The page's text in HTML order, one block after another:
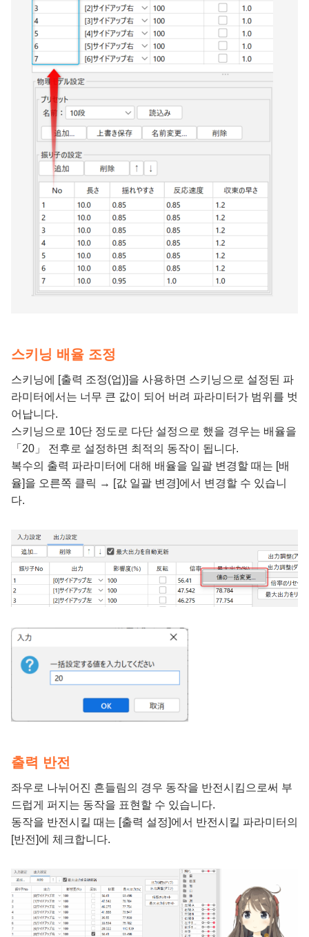
스키닝 배율 조정
스키닝에 [출력 조정(업)]을 사용하면 스키닝으로 설정된 파
라미터에서는 너무 큰 값이 되어 버려 파라미터가 범위를 벗
어납니다.
스키닝으로 10단 정도로 다단 설정으로 했을 경우는 배율을
「20」 전후로 설정하면 최적의 동작이 됩니다.
복수의 출력 파라미터에 대해 배율을 일괄 변경할 때는 [배
율]을 오른쪽 클릭 → [값 일괄 변경]에서 변경할 수 있습니
다.
출력 반전
좌우로 나뉘어진 흔들림의 경우 동작을 반전시킴으로써 부
드럽게 퍼지는 동작을 표현할 수 있습니다.
동작을 반전시킬 때는 [출력 설정]에서 반전시킬 파라미터의
[반전]에 체크합니다.